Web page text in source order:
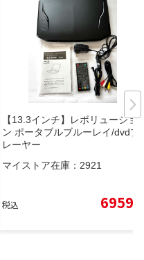
【13.3インチ】レボリューショ
ン ポータブルブルーレイ/dvdプ
レーヤー
マイストア在庫： 2921
税込 6959